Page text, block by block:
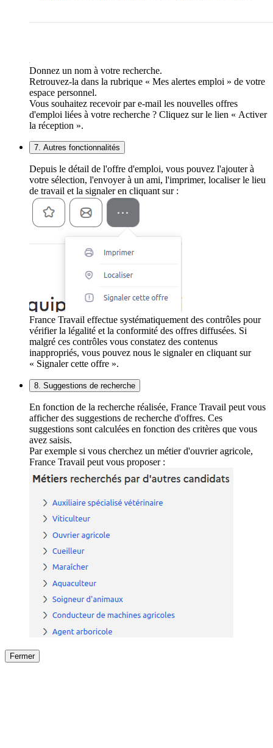
Donnez un nom à votre recherche.
Retrouvez-la dans la rubrique « Mes alertes emploi » de votre
espace personnel.
Vous souhaitez recevoir par e-mail les nouvelles offres
d'emploi liées à votre recherche ? Cliquez sur le lien « Activer
la réception ».
7. Autres fonctionnalités
Depuis le détail de l'offre d'emploi, vous pouvez l'ajouter à
votre sélection, l'envoyer à un ami, l'imprimer, localiser le lieu
de travail et la signaler en cliquant sur :
France Travail effectue systématiquement des contrôles pour
vérifier la légalité et la conformité des offres diffusées. Si
malgré ces contrôles vous constatez des contenus
inappropriés, vous pouvez nous le signaler en cliquant sur
« Signaler cette offre ».
8. Suggestions de recherche
En fonction de la recherche réalisée, France Travail peut vous
afficher des suggestions de recherche d'offres. Ces
suggestions sont calculées en fonction des critères que vous
avez saisis.
Par exemple si vous cherchez un métier d'ouvrier agricole,
France Travail peut vous proposer :
Fermer